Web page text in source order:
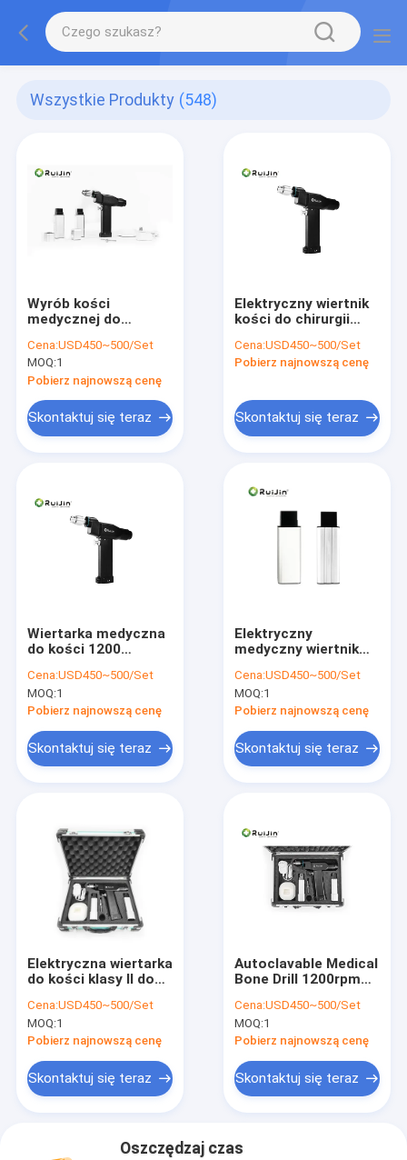
Wszystkie Produkty (548)
Wyrób kości
medycznej do
obr./min. Elektryczny
klasa II
Cena:USD450~500/Set
MOQ:1
Pobierz najnowszą cenę
Skontaktuj się teraz
Elektryczny wiertnik
kości do chirurgii
gcm
Cena:USD450~500/Set
Pobierz najnowszą cenę
Skontaktuj się teraz
Wiertarka medyczna
do kości 1200
ortopedycznej z
momentem
obrotowym 33000
Cena:USD450~500/Set
MOQ:1
Pobierz najnowszą cenę
Skontaktuj się teraz
Elektryczny
medyczny wiertnik
moment do chirurgii
ortopedycznej
Cena:USD450~500/Set
MOQ:1
Pobierz najnowszą cenę
Skontaktuj się teraz
Elektryczna wiertarka
do kości klasy II do
ortopedycznej 1200
obr./min
Cena:USD450~500/Set
MOQ:1
Pobierz najnowszą cenę
Skontaktuj się teraz
Autoclavable Medical
Bone Drill 1200rpm
Cena:USD450~500/Set
MOQ:1
Pobierz najnowszą cenę
Skontaktuj się teraz
Oszczędzaj czas